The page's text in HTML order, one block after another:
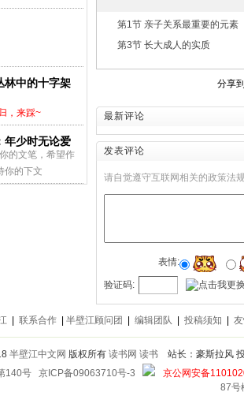
林中的十字架
，来踩~
年少时无论爱
的文笔，希望作
你的下文
，来踩~
第1节 亲子关系最重要的元素
第3节 长大成人的实质
分享
最新评论
发表评论
请自觉遵守互联网相关的政策法
表情:
验证码:
联系合作 半壁江顾问团 编辑团队 投稿须知
半壁江中文网 版权所有 读书网 读书
站长：豪斯拉风
140号 京ICP备09063710号-3
京公网安备
87号